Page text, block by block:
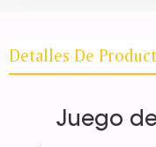
Detalles De
Juego